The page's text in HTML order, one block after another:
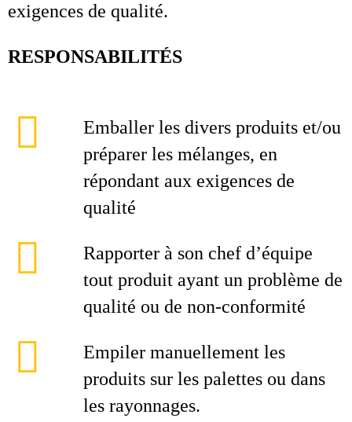
exigences de qualité.
RESPONSABILITÉS
Emballer les divers produits et/ou
préparer les mélanges, en
répondant aux exigences de
qualité
Rapporter à son chef d’équipe
tout produit ayant un problème de
qualité ou de non-conformité
Empiler manuellement les
produits sur les palettes ou dans
les rayonnages.